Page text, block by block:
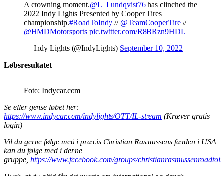
A crowning moment.@L_Lundqvist76 has clinched the
2022 Indy Lights Presented by Cooper Tires
championship.#RoadToIndy // @TeamCooperTire //
@HMDMotorsports pic.twitter.com/R8BRzn9HDL
— Indy Lights (@IndyLights) September 10, 2022
Løbsresultatet
Foto: Indycar.com
Se eller gense løbet her:
https://www.indycar.com/indylights/OTT/IL-stream (Kræver gratis
login)
Vil du gerne følge med i præcis Christian Rasmussens færden i USA
kan du følge med i denne
gruppe, https://www.facebook.com/groups/